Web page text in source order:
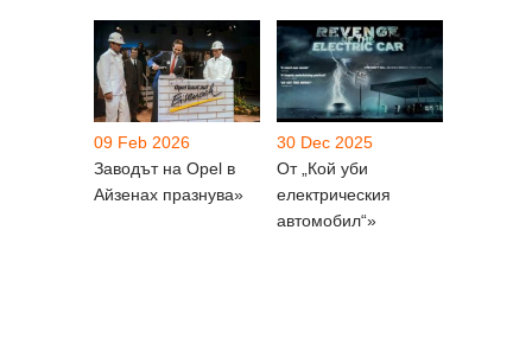
09 Feb 2026
Заводът на Opel в
Айзенах празнува»
30 Dec 2025
От „Кой уби
електрическия
автомобил“»